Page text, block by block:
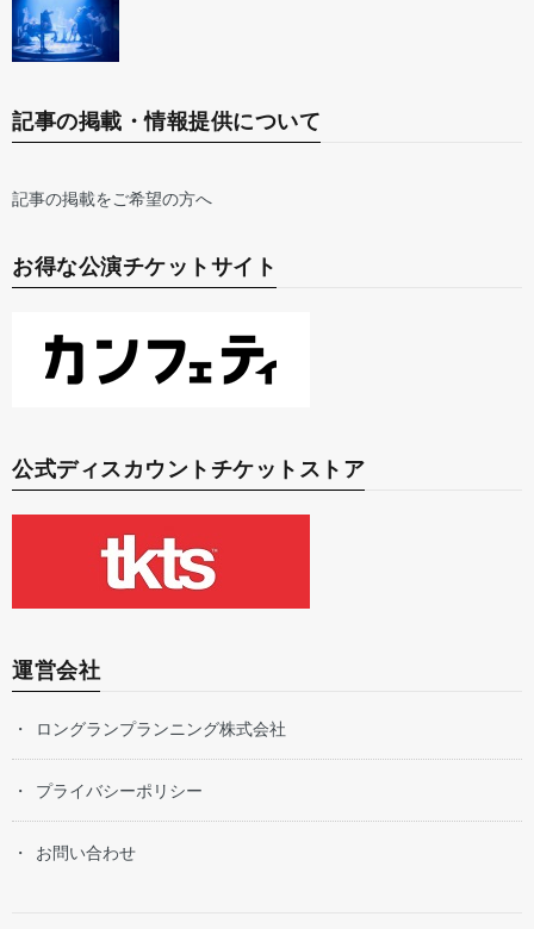
記事の掲載・情報提供について
記事の掲載をご希望の方へ
お得な公演チケットサイト
公式ディスカウントチケットストア
運営会社
ロングランプランニング株式会社
プライバシーポリシー
お問い合わせ